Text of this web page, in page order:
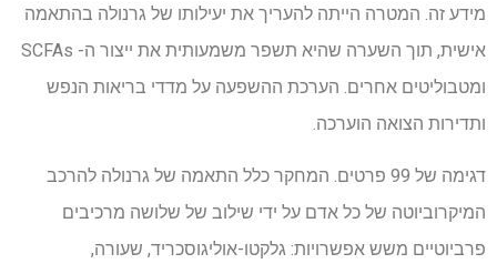
מידע זה. המטרה הייתה להעריך את יעילותו של גרנולה בהתאמה
אישית, תוך השערה שהיא תשפר משמעותית את ייצור ה- SCFAs
ומטבוליטים אחרים. הערכת ההשפעה על מדדי בריאות הנפש
ותדירות הצואה הוערכה.
דגימה של 99 פרטים. המחקר כלל התאמה של גרנולה להרכב
המיקרוביוטה של כל אדם על ידי שילוב של שלושה מרכיבים
פרביוטיים משש אפשרויות: גלקטו-אוליגוסכריד, שעורה,